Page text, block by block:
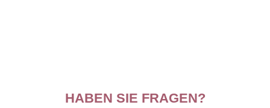
HABEN SIE FRAGEN?